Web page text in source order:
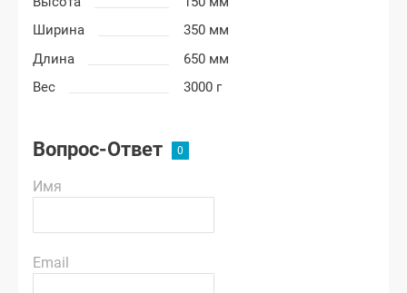
Ширина
350 мм
Длина
650 мм
Вес
3000 г
Вопрос-Ответ
Имя
Email